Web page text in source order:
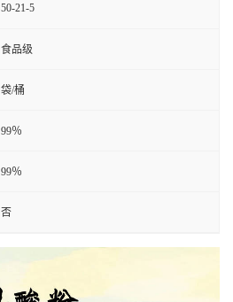
50-21-5
食品级
袋/桶
99％
99％
否